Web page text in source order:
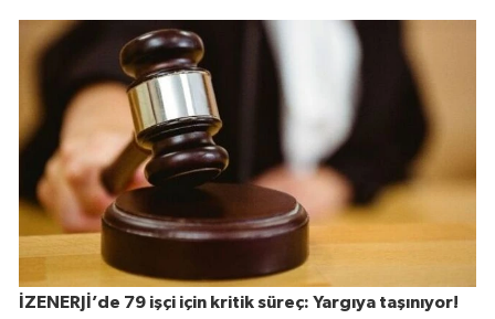
İZENERJİ’de 79 işçi için kritik süreç: Yargıya taşınıyor!